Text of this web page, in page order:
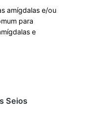
amígdalas e/ou
para
e
Seios